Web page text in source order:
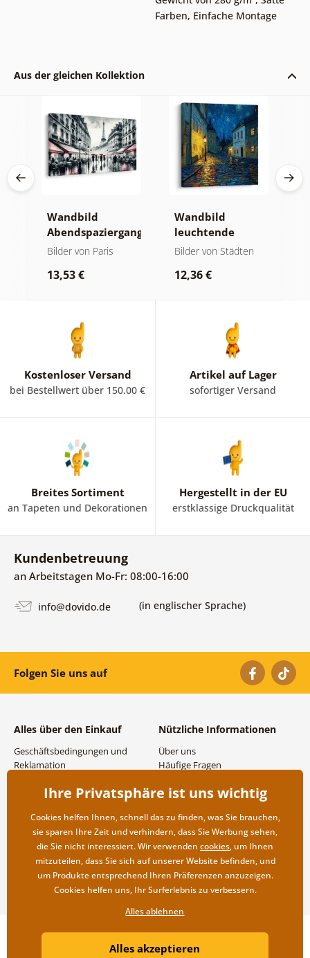
Farben, Einfache Montage
Aus der gleichen Kollektion
Wandbild
Abendspaziergang
durch Paris
Bilder von Paris
13,53 €
Wandbild
leuchtende
Lampennacht
Bilder von Städten
12,36 €
Kostenloser Versand
bei Bestellwert über 150.00 €
Artikel auf Lager
sofortiger Versand
Breites Sortiment
an Tapeten und Dekorationen
Hergestellt in der EU
erstklassige Druckqualität
Kundenbetreuung
an Arbeitstagen Mo-Fr: 08:00-16:00
info@dovido.de (in englischer Sprache)
Folgen Sie uns auf
Alles über den Einkauf
Geschäftsbedingungen und
Reklamation
Versand- und
Rücksendung der Ware
Nützliche Informationen
Über uns
Häufige Fragen
Großhandel und
Copyright ©2019 © Dovido.at.
Litvanyi.sk| Online-Shop erstellt von
Ihre Privatsphäre ist uns wichtig
Cookies helfen Ihnen, schnell das zu finden, was Sie brauchen,
sie sparen Ihre Zeit und verhindern, dass Sie Werbung sehen,
die Sie nicht interessiert. Wir verwenden cookies, um Ihnen
mitzuteilen, dass Sie sich auf unserer Website befinden, und
um Produkte entsprechend Ihren Präferenzen anzuzeigen.
Cookies helfen uns, Ihr Surferlebnis zu verbessern.
Alles ablehnen
Alles akzeptieren